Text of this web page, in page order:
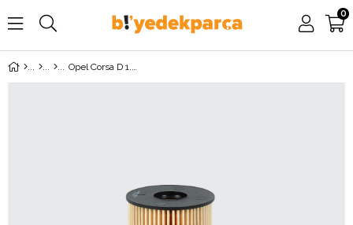
0
Opel Corsa D 1.3 Dizel Yağ Filtresi Tırnaklı MOTOCAR